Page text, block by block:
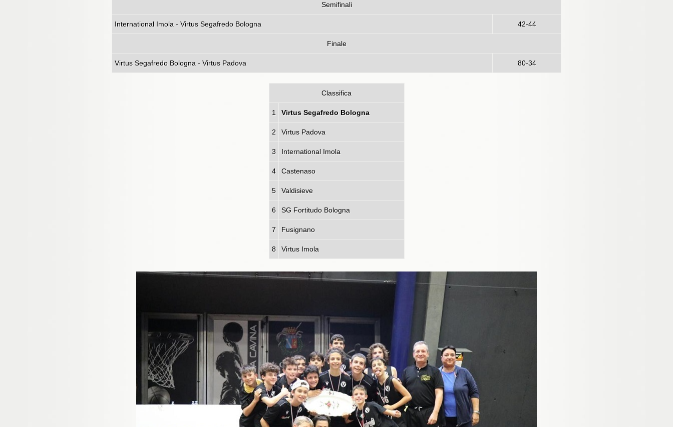
Semifinali
International Imola - Virtus Segafredo Bologna 42-44
Finale
Virtus Segafredo Bologna - Virtus Padova 80-34
Classifica
1 Virtus Segafredo Bologna
2 Virtus Padova
3 International Imola
4 Castenaso
5 Valdisieve
6 SG Fortitudo Bologna
7 Fusignano
8 Virtus Imola